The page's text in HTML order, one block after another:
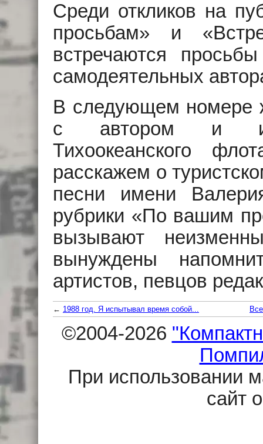
Среди откликов на
просьбам» и
встречаются
самодеятельных
В следующем номере
с автором и
Тихоокеанского
расскажем о
песни имени
рубрики «По вашим
вызывают
вынуждены
артистов, певцов
← 1988 год. Я испытывал время собой...
©2004-2026
При использовании
сайт